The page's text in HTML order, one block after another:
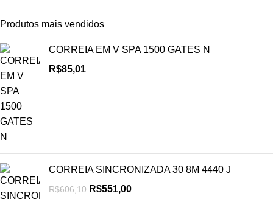
Produtos mais vendidos
CORREIA EM V SPA 1500 GATES N
R$85,01
CORREIA SINCRONIZADA 30 8M 4440 J
R$606,10 R$551,00